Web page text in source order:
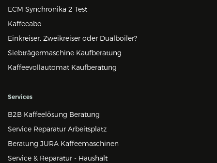
ECM Synchronika 2 Test
Kaffeeabo
Einkreiser, Zweikreiser oder Dualboiler?
Siebträgermaschine Kaufberatung
Kaffeevollautomat Kaufberatung
Services
B2B Kaffeelösung Beratung
Service Reparatur Arbeitsplatz
Beratung JURA Kaffeemaschinen
Service & Reparatur - Haushalt